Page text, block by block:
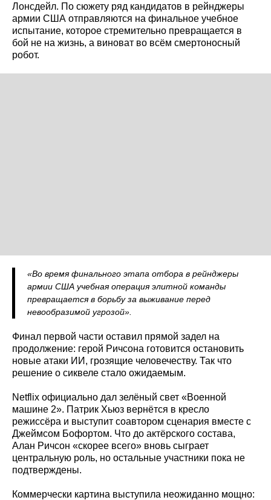
Лонсдейл. По сюжету ряд кандидатов в рейнджеры
армии США отправляются на финальное учебное
испытание, которое стремительно превращается в
бой не на жизнь, а виноват во всём смертоносный
робот.
«Во время финального этапа отбора в рейнджеры
армии США учебная операция элитной команды
превращается в борьбу за выживание перед
невообразимой угрозой».
Финал первой части оставил прямой задел на
продолжение: герой Ричсона готовится остановить
новые атаки ИИ, грозящие человечеству. Так что
решение о сиквеле стало ожидаемым.
Netflix официально дал зелёный свет «Военной
машине 2». Патрик Хьюз вернётся в кресло
режиссёра и выступит соавтором сценария вместе с
Джеймсом Бофортом. Что до актёрского состава,
Алан Ричсон «скорее всего» вновь сыграет
центральную роль, но остальные участники пока не
подтверждены.
Коммерчески картина выступила неожиданно мощно: